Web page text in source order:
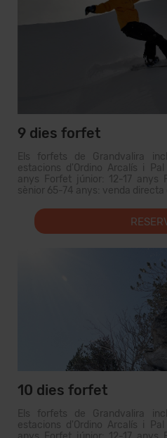
9 dies forfet
Els forfets de Grandvalira
estacions d'Ordino Arcalís i
anys Forfet júnior: 12-17 anys
sènior 65-74 anys: venda
10 dies forfet
Els forfets de Grandvalira
estacions d'Ordino Arcalís i